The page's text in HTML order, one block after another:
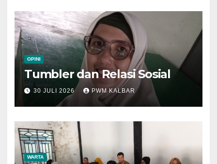
OPINI
Tumbler dan Relasi Sosial
30 JULI 2026 PWM KALBAR
WARTA